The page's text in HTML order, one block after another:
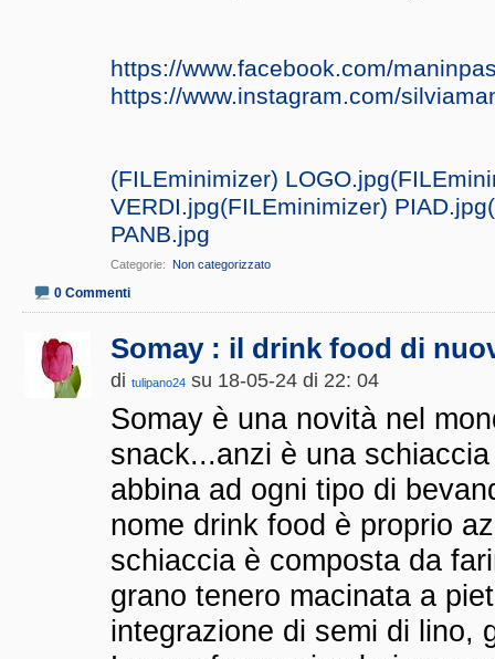
https://www.facebook.com/
https://www.instagram.com/
(FILEminimizer) LOGO.jpg
VERDI.jpg(FILEminimizer) PIAD.jpg
PANB.jpg
Categorie Non categorizzato
0 Commenti
Somay : il drink food di
di tulipano24 su 18-05-24 di 22: 04
Somay è una novità nel
snack...anzi è una
abbina ad ogni tipo di
nome drink food è proprio
schiaccia è composta da
grano tenero macinata a
integrazione di semi di lino,